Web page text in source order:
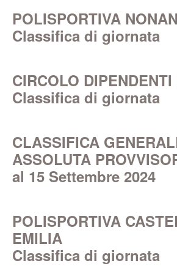
POLISPORTIVA
Classifica di giornata
CIRCOLO
Classifica di giornata
CLASSIFICA
ASSOLUTA
al 15 Settembre 2024
POLISPORTIVA
EMILIA
Classifica di giornata